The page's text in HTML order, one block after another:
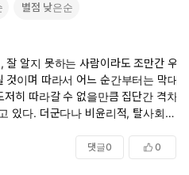
고의 책
, 최신 AI 트렌드를 담아 돌아오
가 등장한 이후, 이듬해 2023
별점 낮은순
잘 알지 못하는 사람이라도 조만간 우
것이며 따라서 어느 순간부터는 막대
저히 따라갈 수 없을만큼 집단간 격차
있다. 더군다나 비윤리적, 탈사회적
계속 연구되고 남용된다면 그 피해
선 기술을 틀어쥔 집단에 의해 종속되
미래도 상상할 수 있다.
댓글0 0